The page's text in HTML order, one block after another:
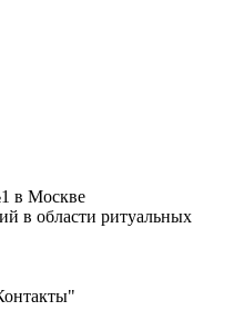
в Москве
в области ритуальных